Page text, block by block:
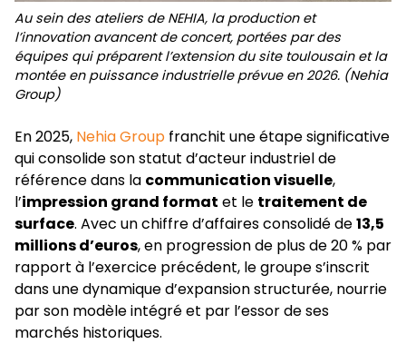
Au sein des ateliers de NEHIA, la production et
l’innovation avancent de concert, portées par des
équipes qui préparent l’extension du site toulousain et la
montée en puissance industrielle prévue en 2026. (Nehia
Group)
En 2025, Nehia Group franchit une étape significative
qui consolide son statut d’acteur industriel de
référence dans la communication visuelle,
l’impression grand format et le traitement de
surface. Avec un chiffre d’affaires consolidé de13,5
millions d’euros, en progression de plus de 20 % par
rapport à l’exercice précédent, le groupe s’inscrit
dans une dynamique d’expansion structurée, nourrie
par son modèle intégré et par l’essor de ses
marchés historiques.